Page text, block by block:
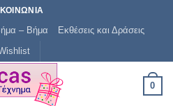
– Βήμα
Εκθέσεις και Δράσεις
0